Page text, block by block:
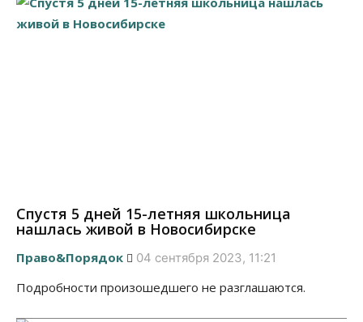
Спустя 5 дней 15-летняя школьница
нашлась живой в Новосибирске
Право&Порядок 04 сентября 2023, 11:21
Подробности произошедшего не разглашаются.